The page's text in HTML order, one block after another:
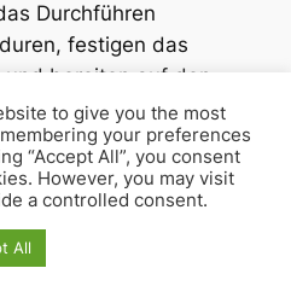
Durchführen
festigen das
bereiten auf den
das praktische
das Verständnis und
Fähigkeiten
die Balance
to give you the most
your preferences
“Accept All”, you consent
However, you may visit
a controlled consent.
All